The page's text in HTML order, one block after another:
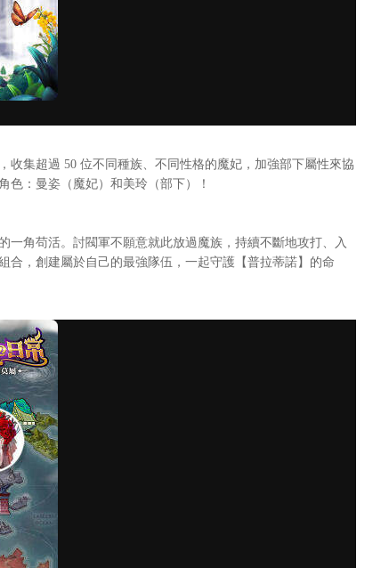
集超過 50 位不同種族、不同性格的魔妃，加強部下屬性來協
：曼姿（魔妃）和美玲（部下）！
角苟活。討閥軍不願意就此放過魔族，持續不斷地攻打、入
合，創建屬於自己的最強隊伍，一起守護【普拉蒂諾】的命